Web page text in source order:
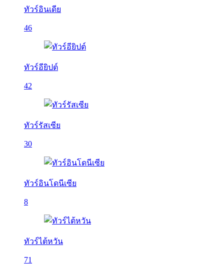
ทัวร์อินเดีย
46
ทัวร์อียิปต์
42
ทัวร์รัสเซีย
30
ทัวร์อินโดนีเซีย
8
ทัวร์ไต้หวัน
71